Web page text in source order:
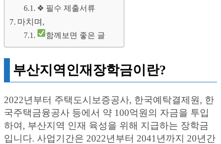
❖ 필수 제출서류
마치며,
함께보면 좋은 글
부산지역인재장학금이란?
2022년부터 주택도시보증공사, 한국예탁결제원, 한
국주택금융공사 등에서 약 100억원의 자금을 투입
하여, 부산지역 인재 육성을 위해 지급하는 장학금
입니다. 사업기간은 2022년부터 2041년까지 20년간